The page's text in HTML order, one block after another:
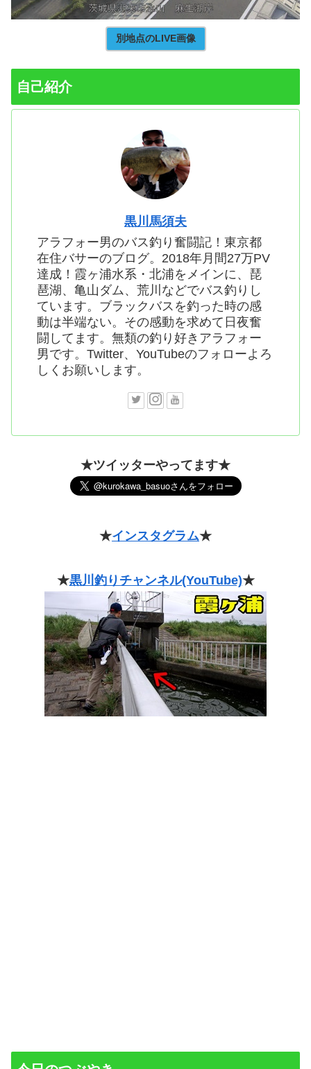
別地点のLIVE画像
自己紹介
黒川馬須夫
アラフォー男のバス釣り奮闘記！東京都
在住バサーのブログ。2018年月間27万PV
達成！霞ヶ浦水系・北浦をメインに、琵
琶湖、亀山ダム、荒川などでバス釣りし
ています。ブラックバスを釣った時の感
動は半端ない。その感動を求めて日夜奮
闘してます。無類の釣り好きアラフォー
男です。Twitter、YouTubeのフォローよろ
しくお願いします。
★ツイッターやってます★
★インスタグラム★
★黒川釣りチャンネル(YouTube)★